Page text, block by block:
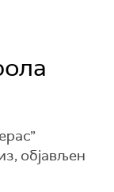
објављен